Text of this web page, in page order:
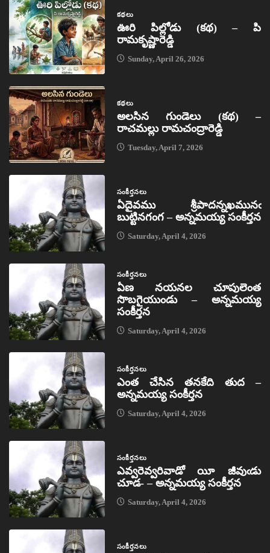
కథలు
ఊరి పిల్లోడు (కథ) – పి
రామకృష్ణారెడ్డి
Sunday, April 26, 2026
కథలు
అలసిన గుండెలు (కథ) –
రాచమల్లు రామచంద్రారెడ్డి
Tuesday, April 7, 2026
సంకీర్తనలు
ఏదైవము శ్రీపాదన్నఖమునఁ
బుట్టినగంగ – అన్నమయ్య సంకీర్తన
Saturday, April 4, 2026
సంకీర్తనలు
ఏణ నయనల చూపులెంత
సొబగైయుండు – అన్నమయ్య
సంకీర్తన
Saturday, April 4, 2026
సంకీర్తనలు
ఎంత చేసిన తనకేది తుద –
అన్నమయ్య సంకీర్తన
Saturday, April 4, 2026
సంకీర్తనలు
ఎవ్వరెవ్వరివాడో యీ జీవుఁడు
చూడ- – అన్నమయ్య సంకీర్తన
Saturday, April 4, 2026
సంకీర్తనలు